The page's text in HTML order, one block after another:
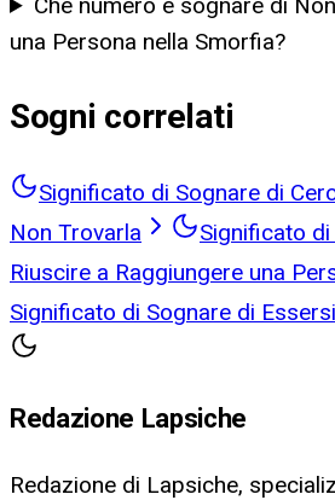
una Persona nella Smorfia?
Sogni correlati
Significato di Sognare di
Non Trovarla
Significato
Riuscire a Raggiungere una
Significato di Sognare di
Redazione Lapsiche
Redazione di Lapsiche,